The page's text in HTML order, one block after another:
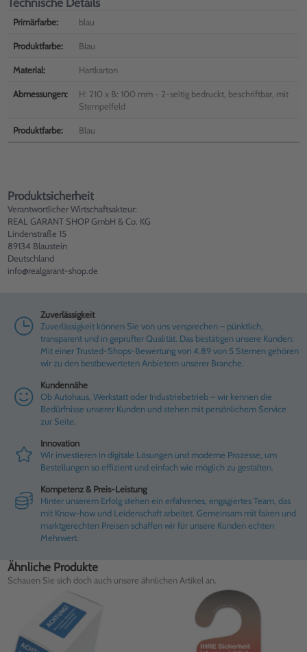
Technische Details
Primärfarbe: blau
Produktfarbe: Blau
Material: Hartkarton
Abmessungen:
H: 210 x B: 100 mm - 2-seitig bedruckt, beschriftbar, mit
Stempelfeld
Produktfarbe: Blau
Produktsicherheit
Verantwortlicher Wirtschaftsakteur:
REAL GARANT SHOP GmbH & Co. KG
Lindenstraße 15
89134 Blaustein
Deutschland
info@realgarant-shop.de
Zuverlässigkeit
Zuverlässigkeit können Sie von uns versprechen – pünktlich,
transparent und in geprüfter Qualität. Das bestätigen unsere Kunden:
Mit einer Trusted-Shops-Bewertung von 4.89 von 5 Sternen gehören
wir zu den bestbewerteten Anbietern unserer Branche.
Kundennähe
Ob Autohaus, Werkstatt oder Industriebetrieb – wir kennen die
Bedürfnisse unserer Kunden und stehen mit persönlichem Service
zur Seite.
Innovation
Wir investieren in digitale Lösungen und moderne Prozesse, um
Bestellungen so effizient und einfach wie möglich zu gestalten.
Kompetenz & Preis-Leistung
Hinter unserem Erfolg stehen ein erfahrenes, engagiertes Team, das
mit Know-how und Leidenschaft arbeitet. Gemeinsam mit fairen und
marktgerechten Preisen schaffen wir für unsere Kunden echten
Mehrwert.
Ähnliche Produkte
Schauen Sie sich doch auch unsere ähnlichen Artikel an.